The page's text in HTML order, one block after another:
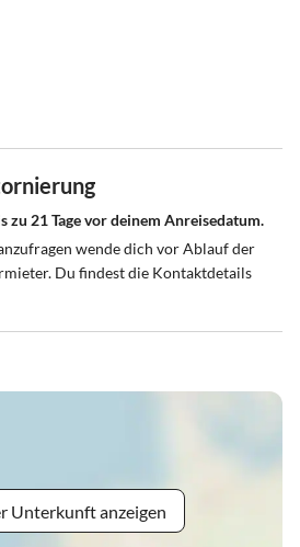
zu 21 Tage vor deinem Anreisedatum.
wende dich vor Ablauf der
Du findest die Kontaktdetails
Unterkunft anzeigen